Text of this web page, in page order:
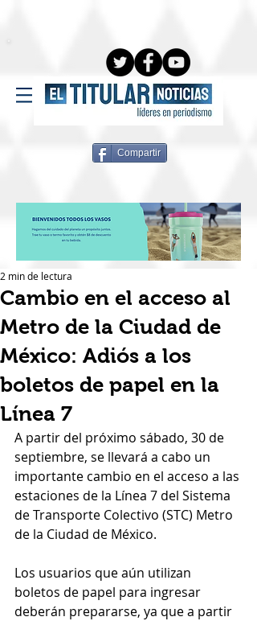
Compartir
Cambio en el acceso al
Metro de la Ciudad de
México: Adiós a los
boletos de papel en la
Línea 7
2 min de lectura
A partir del próximo sábado, 30 de
septiembre, se llevará a cabo un
importante cambio en el acceso a las
estaciones de la Línea 7 del Sistema
de Transporte Colectivo (STC) Metro
de la Ciudad de México.
Los usuarios que aún utilizan
boletos de papel para ingresar
deberán prepararse, ya que a partir